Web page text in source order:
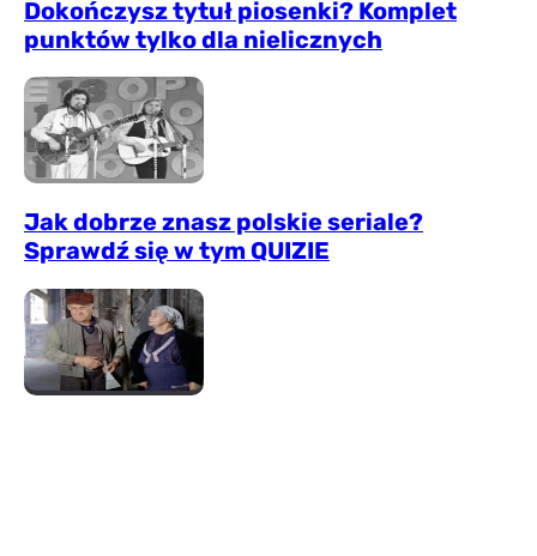
Dokończysz tytuł piosenki? Komplet
punktów tylko dla nielicznych
Jak dobrze znasz polskie seriale?
Sprawdź się w tym QUIZIE